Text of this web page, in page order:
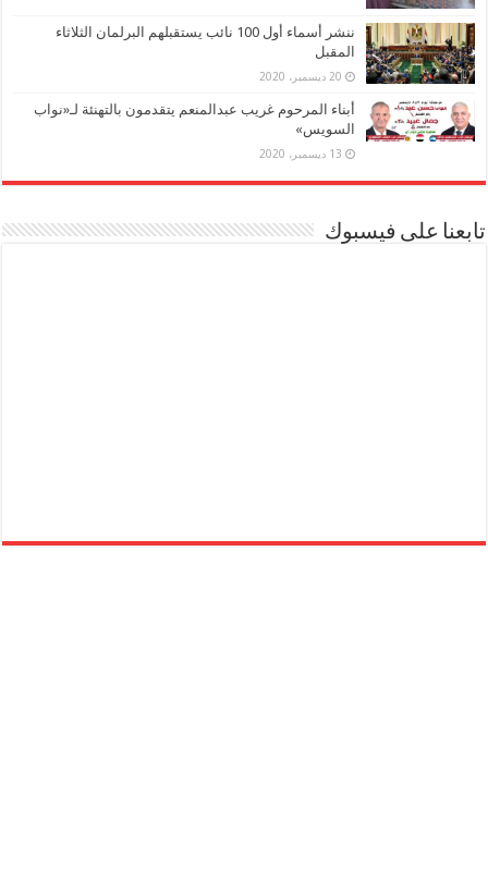
ننشر أسماء أول 100 نائب يستقبلهم البرلمان الثلاثاء
المقبل
20 ديسمبر، 2020
أبناء المرحوم غريب عبدالمنعم يتقدمون بالتهنئة لـ«نواب
السويس»
13 ديسمبر، 2020
تابعنا على فيسبوك